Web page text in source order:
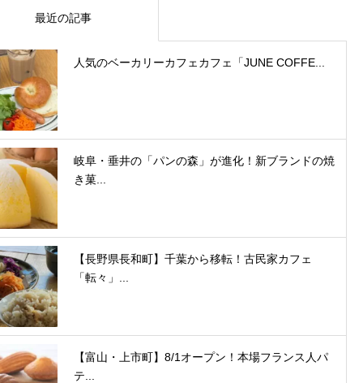
最近の記事
人気のベーカリーカフェカフェ「JUNE COFFE...
岐阜・垂井の「パンの森」が進化！新ブランドの焼
き菓...
【長野県長和町】千葉から移転！古民家カフェ
「転々」...
【富山・上市町】8/1オープン！本場フランス人パ
テ...